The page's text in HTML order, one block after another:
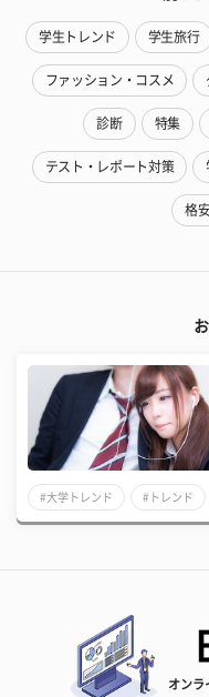
学生トレンド 学生旅行
ファッション・コスメ
診断 特集
テスト・レポート対策
格
#大学トレンド #トレンド
オンラ